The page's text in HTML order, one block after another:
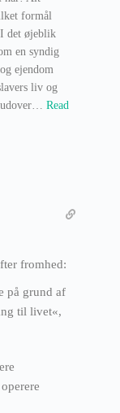
formål
I det øjeblik
en syndig
ejendom
liv og
Read
fromhed:
på grund af
til livet«,